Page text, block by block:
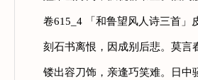
卷615_4 「和鲁望风人诗三首」
刻石书离恨，因成别后悲。莫言春
镂出容刀饰，亲逢巧笑难。日中骚